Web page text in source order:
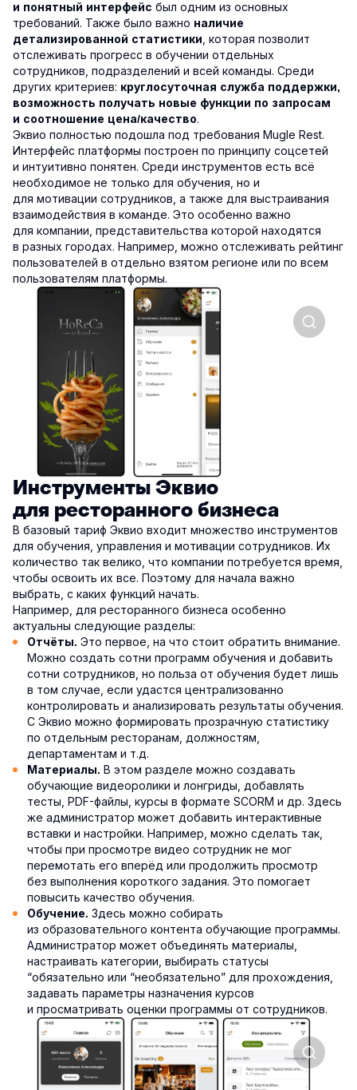
и понятный интерфейс был одним из основных
требований. Также было важно наличие
детализированной статистики , которая позволит
отслеживать прогресс в обучении отдельных
сотрудников, подразделений и всей команды. Среди
других критериев: круглосуточная служба поддержки,
возможность получать новые функции по запросам
и соотношение цена/качество.
Эквио полностью подошла под требования Mugle Rest.
Интерфейс платформы построен по принципу соцсетей
и интуитивно понятен. Среди инструментов есть всё
необходимое не только для обучения, но и
для мотивации сотрудников, а также для выстраивания
взаимодействия в команде. Это особенно важно
для компании, представительства которой находятся
в разных городах. Например, можно отслеживать рейтинг
пользователей в отдельно взятом регионе или по всем
пользователям платформы.
Инструменты Эквио
для ресторанного бизнеса
В базовый тариф Эквио входит множество инструментов
для обучения, управления и мотивации сотрудников. Их
количество так велико, что компании потребуется время,
чтобы освоить их все. Поэтому для начала важно
выбрать, с каких функций начать.
Например, для ресторанного бизнеса особенно
актуальны следующие разделы:
Отчёты. Это первое, на что стоит обратить внимание.
Можно создать сотни программ обучения и добавить
сотни сотрудников, но польза от обучения будет лишь
в том случае, если удастся централизованно
контролировать и анализировать результаты обучения.
С Эквио можно формировать прозрачную статистику
по отдельным ресторанам, должностям,
департаментам и т.д.
Материалы. В этом разделе можно создавать
обучающие видеоролики и лонгриды, добавлять
тесты, PDF-файлы, курсы в формате SCORM и др. Здесь
же администратор может добавить интерактивные
вставки и настройки. Например, можно сделать так,
чтобы при просмотре видео сотрудник не мог
перемотать его вперёд или продолжить просмотр
без выполнения короткого задания. Это помогает
повысить качество обучения.
Обучение. Здесь можно собирать
из образовательного контента обучающие программы.
Администратор может объединять материалы,
настраивать категории, выбирать статусы
“обязательно или “необязательно” для прохождения,
задавать параметры назначения курсов
и просматривать оценки программы от сотрудников.